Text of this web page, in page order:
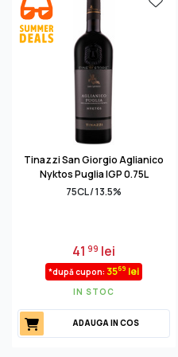
Tinazzi San Giorgio Aglianico
Nyktos Puglia IGP 0.75L
75CL / 13.5%
4199 lei
*după cupon: 3569 lei
IN STOC
ADAUGA IN COS